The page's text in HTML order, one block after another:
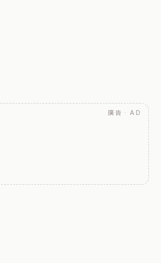
廣告 · AD